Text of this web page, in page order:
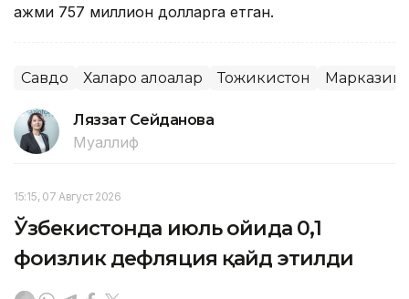
ҳажми 757 миллион долларга етган.
Савдо Халқаро алоқалар Тожикистон Марказий
Ляззат Сейданова
Муаллиф
15:15, 07 Август 2026
Ўзбекистонда июль ойида 0,1
фоизлик дефляция қайд этилди